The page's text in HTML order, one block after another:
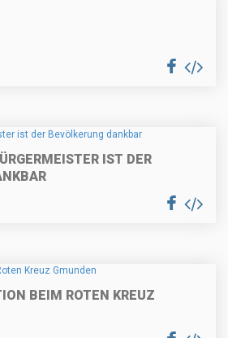
IST DER
BEIM ROTEN KREUZ